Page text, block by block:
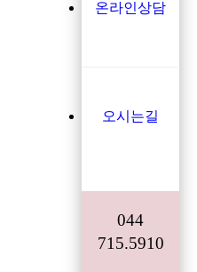
온라인상담
오시는길
044
715.5910